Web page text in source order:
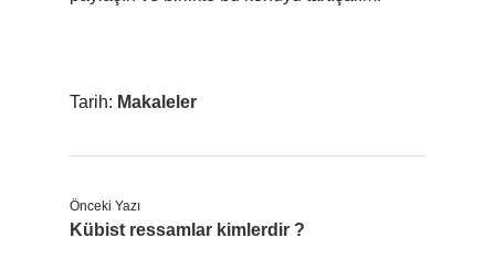
Tarih: Makaleler
Önceki Yazı
Kübist ressamlar kimlerdir ?